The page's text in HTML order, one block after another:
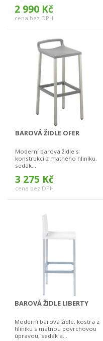
2 990 Kč
cena bez DPH
BAROVÁ ŽIDLE OFER
Moderní barová židle s
konstrukcí z matného hliníku,
sedák...
3 275 Kč
cena bez DPH
BAROVÁ ŽIDLE LIBERTY
Moderní barová židle, kostra z
hliníku s matnou povrchovou
úpravou, sedák a...